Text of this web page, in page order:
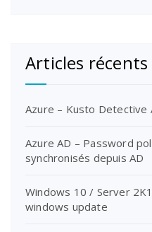
Articles récents
Azure – Kusto Detective
Azure AD – Password
synchronisés depuis AD
Windows 10 / Server
windows update